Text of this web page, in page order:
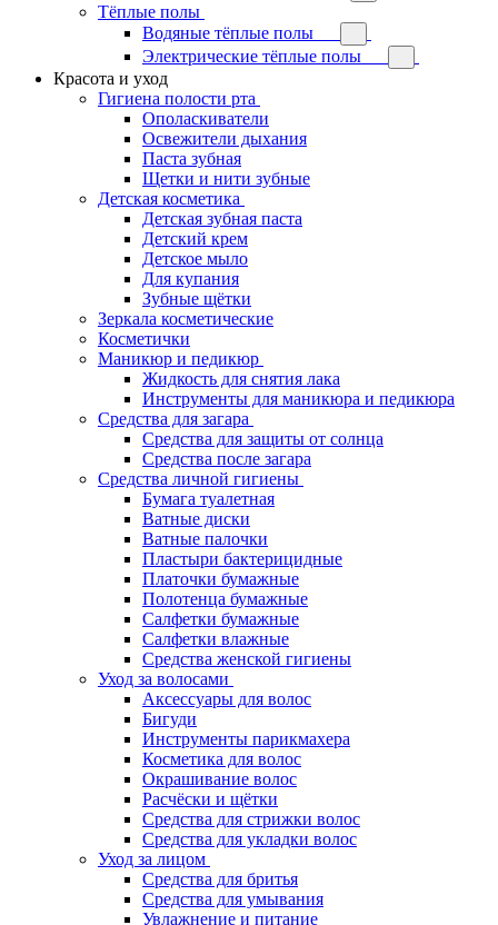
Тёплые полы
Водяные тёплые полы
Электрические тёплые полы
Красота и уход
Гигиена полости рта
Ополаскиватели
Освежители дыхания
Паста зубная
Щетки и нити зубные
Детская косметика
Детская зубная паста
Детский крем
Детское мыло
Для купания
Зубные щётки
Зеркала косметические
Косметички
Маникюр и педикюр
Жидкость для снятия лака
Инструменты для маникюра и педикюра
Средства для загара
Средства для защиты от солнца
Средства после загара
Средства личной гигиены
Бумага туалетная
Ватные диски
Ватные палочки
Пластыри бактерицидные
Платочки бумажные
Полотенца бумажные
Салфетки бумажные
Салфетки влажные
Средства женской гигиены
Уход за волосами
Аксессуары для волос
Бигуди
Инструменты парикмахера
Косметика для волос
Окрашивание волос
Расчёски и щётки
Средства для стрижки волос
Средства для укладки волос
Уход за лицом
Средства для бритья
Средства для умывания
Увлажнение и питание